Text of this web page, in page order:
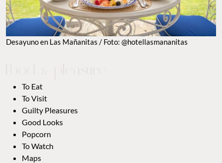
Desayuno en Las Mañanitas / Foto: @hotellasmananitas
To Eat
To Visit
Guilty Pleasures
Good Looks
Popcorn
To Watch
Maps